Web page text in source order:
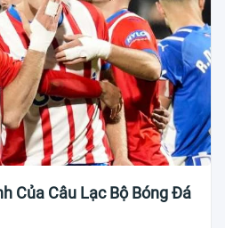
Của Câu Lạc Bộ Bóng Đá